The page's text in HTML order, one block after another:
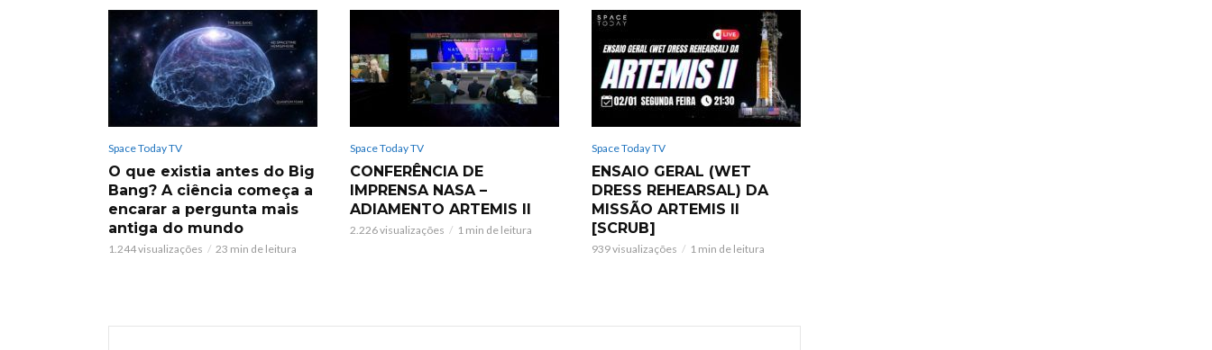
Space Today TV
O que existia antes do Big
Bang? A ciência começa a
encarar a pergunta mais
antiga do mundo
1.244 visualizações 23 min de leitura
Space Today TV
CONFERÊNCIA DE
IMPRENSA NASA –
ADIAMENTO ARTEMIS II
2.226 visualizações 1 min de leitura
Space Today TV
ENSAIO GERAL (WET
DRESS REHEARSAL) DA
MISSÃO ARTEMIS II
[SCRUB]
939 visualizações 1 min de leitura